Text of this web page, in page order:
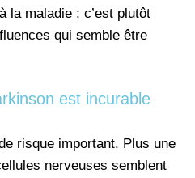
la maladie ; c’est plutôt
qui semble être
est incurable
risque important. Plus une
nerveuses semblent